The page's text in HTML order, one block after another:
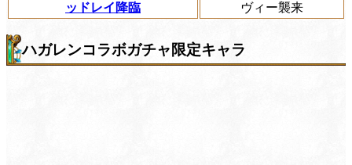
ッドレイ降臨
ヴィー襲来
ハガレンコラボガチャ限定キャラ